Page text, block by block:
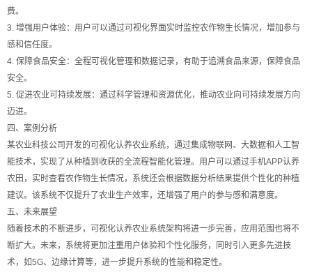
费。
3. 增强用户体验：用户可以通过可视化界面实时监控农作物生长情况，增加参与
感和信任度。
4. 保障食品安全：全程可视化管理和数据记录，有助于追溯食品来源，保障食品
安全。
5. 促进农业可持续发展：通过科学管理和资源优化，推动农业向可持续发展方向
迈进。
四、案例分析
某农业科技公司开发的可视化认养农业系统，通过集成物联网、大数据和人工智
能技术，实现了从种植到收获的全流程智能化管理。用户可以通过手机APP认养
农田，实时查看农作物生长情况，系统还会根据数据分析结果提供个性化的种植
建议。该系统不仅提升了农业生产效率，还增强了用户的参与感和满意度。
五、未来展望
随着技术的不断进步，可视化认养农业系统架构将进一步完善，应用范围也将不
断扩大。未来，系统将更加注重用户体验和个性化服务，同时引入更多先进技
术，如5G、边缘计算等，进一步提升系统的性能和稳定性。